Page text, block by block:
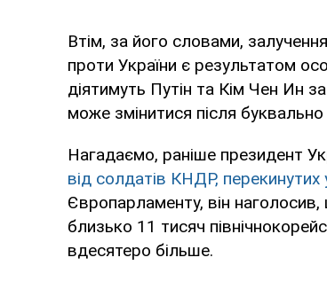
Втім, за його словами,
проти України є результатом
діятимуть Путін та Кім Чен Ин
може змінитися після
Нагадаємо, раніше президент
від солдатів КНДР, перекинутих
Європарламенту, він
близько 11 тисяч
вдесятеро більше.